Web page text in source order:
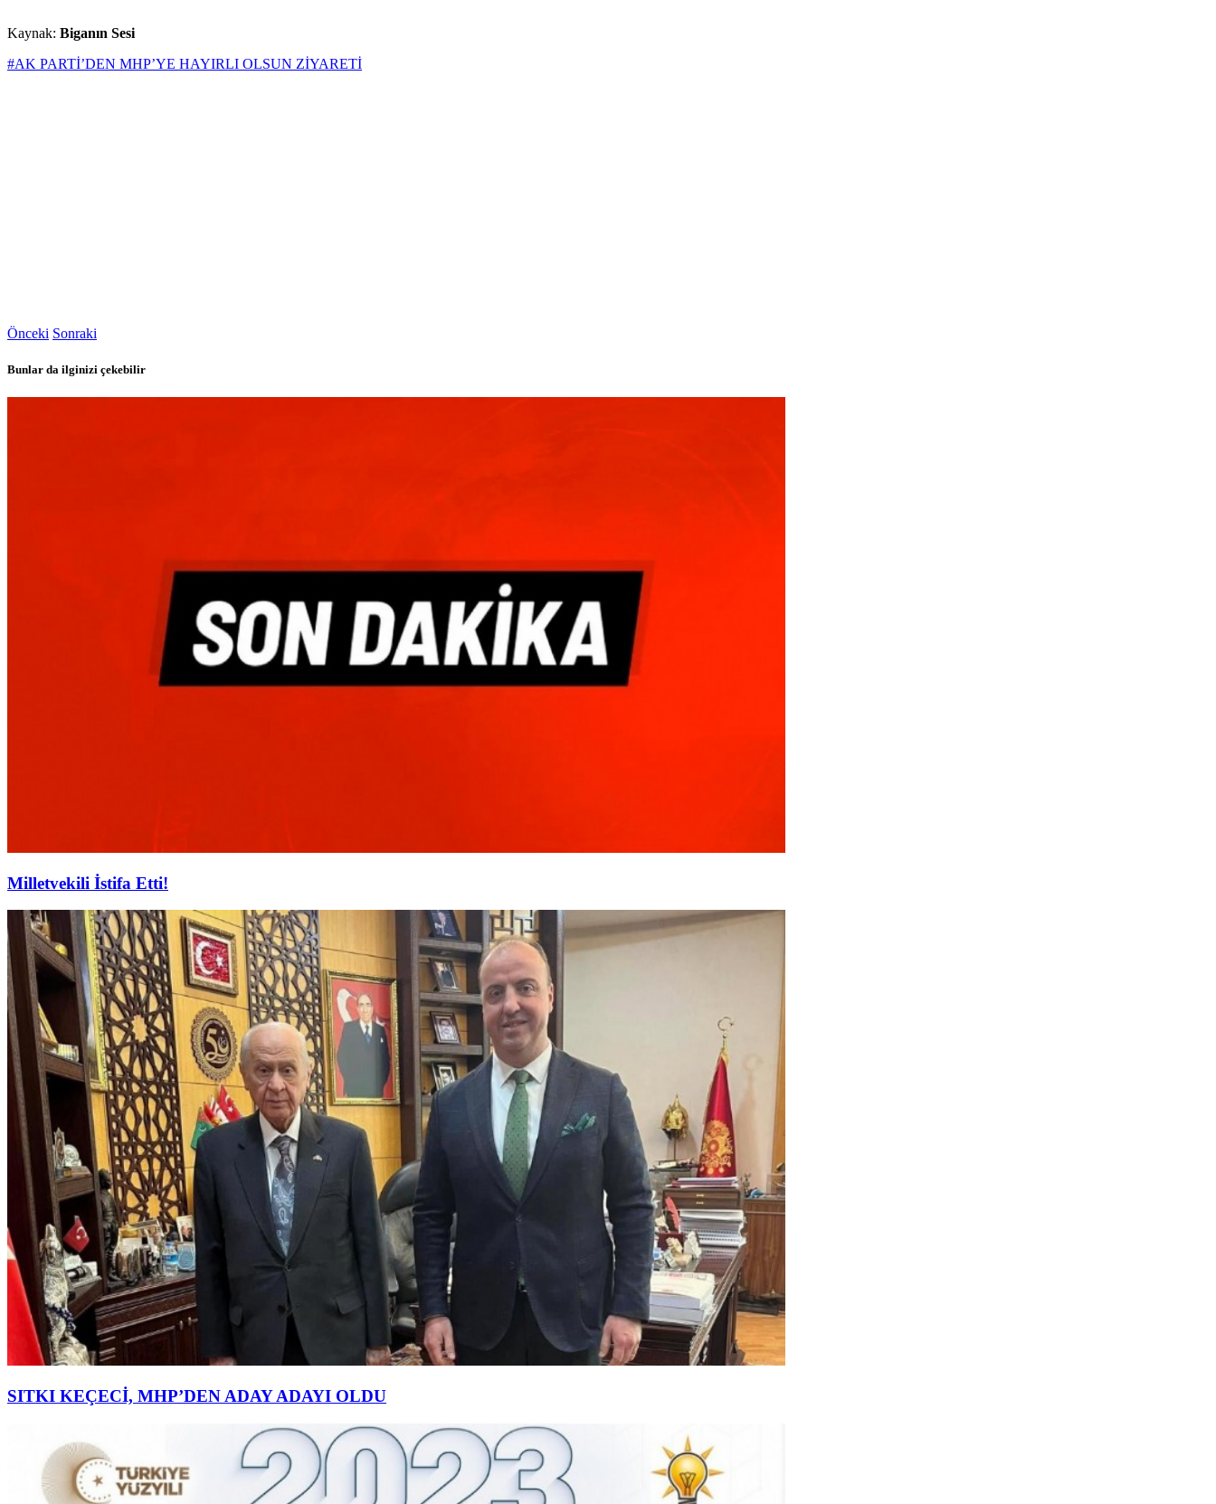
Kaynak: Biganın Sesi
#AK PARTİ’DEN MHP’YE HAYIRLI OLSUN ZİYARETİ
Önceki Sonraki
Bunlar da ilginizi çekebilir
Milletvekili İstifa Etti!
SITKI KEÇECİ, MHP’DEN ADAY ADAYI OLDU